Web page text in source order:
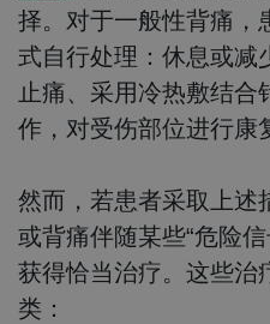
择。对于一般性背痛，
式自行处理：休息或减
止痛、采用冷热敷结合
作，对受伤部位进行康
然而，若患者采取上述
或背痛伴随某些“危险
获得恰当治疗。这些治
类：